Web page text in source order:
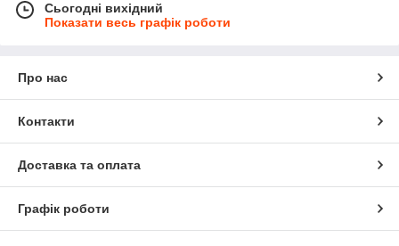
Сьогодні вихідний
Показати весь графік роботи
Про нас
Контакти
Доставка та оплата
Графік роботи